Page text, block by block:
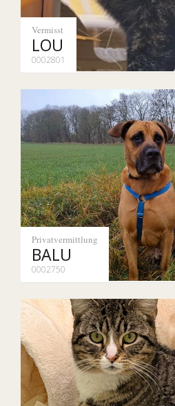
Vermisst
LOU
0002801
Privatvermittlung
BALU
0002750